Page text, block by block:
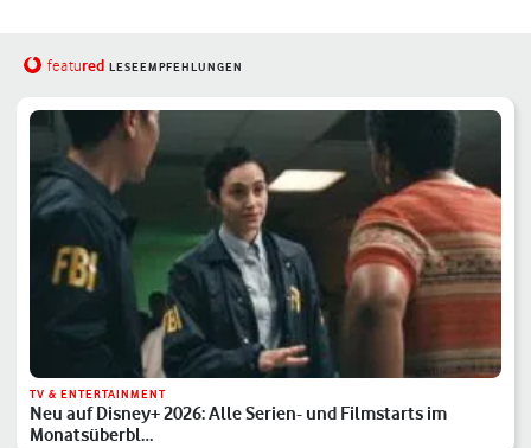
featured LESEEMPFEHLUNGEN
TV & ENTERTAINMENT
Neu auf Disney+ 2026: Alle Serien- und Filmstarts im
Monatsüberbl…